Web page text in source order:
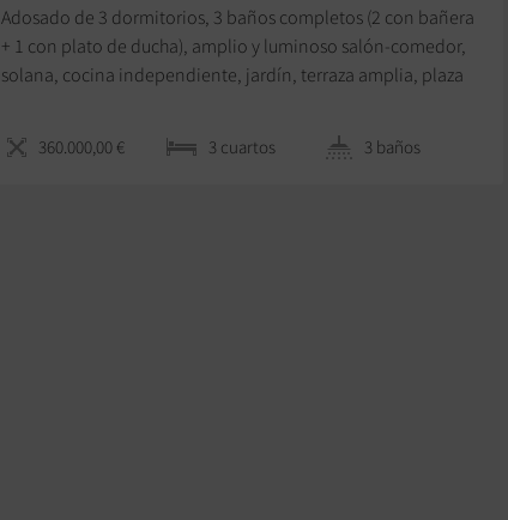
Adosado de 3 dormitorios, 3 baños completos (2 con bañera
+ 1 con plato de ducha), amplio y luminoso salón-comedor,
solana, cocina independiente, jardín, terraza amplia, plaza
360.000,00 € 3 сuartos 3 baños